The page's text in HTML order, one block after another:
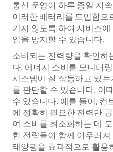
통신 운영이 하루 종일 지
이러한 배터리를 도입함으
기지 않도록 하여 서비스
임을 방지할 수 있습니다.
소비되는 전력량을 확인하
다. 에너지 소비를 모니터
시스템이 잘 작동하고 있
를 판단할 수 있습니다. 이
수 있습니다. 예를 들어, 컨
에 정확히 필요한 전력만
여 소비를 최소화하는 데
한 전략들이 함께 어우러
태양광을 효과적으로 활용